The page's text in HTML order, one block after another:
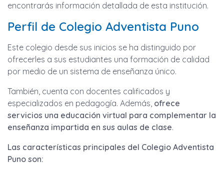
encontrarás información detallada de esta institución.
Perfil de Colegio Adventista Puno
Este colegio desde sus inicios se ha distinguido por
ofrecerles a sus estudiantes una formación de calidad
por medio de un sistema de enseñanza único.
También, cuenta con docentes calificados y
especializados en pedagogía. Además, ofrece
servicios una educación virtual para complementar la
enseñanza impartida en sus aulas de clase.
Las características principales del Colegio Adventista
Puno son: